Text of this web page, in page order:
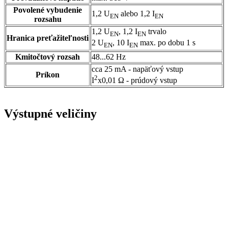
Povolené vybudenie
rozsahu
1,2 UEN alebo 1,2 IEN
Hranica preťažiteľnosti
1,2 UEN, 1,2 IEN trvalo
2 UEN, 10 IEN max. po dobu 1 s
Kmitočtový rozsah
48...62 Hz
Príkon
cca 25 mA - napäťový vstup
I2x0,01 Ω - prúdový vstup
Výstupné veličiny